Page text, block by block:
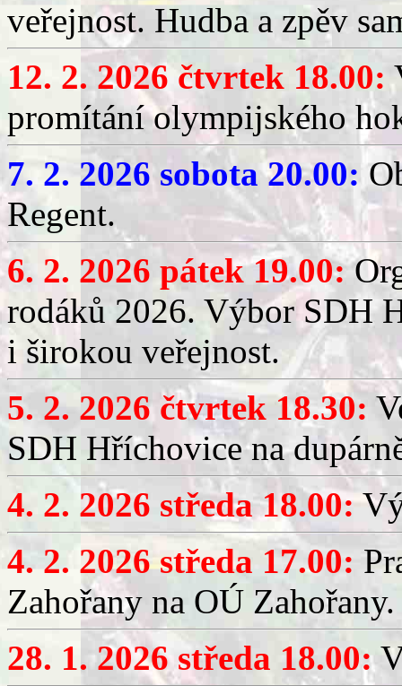
veřejnost. Hudba a zpěv
12. 2. 2026 čtvrtek 18.00:
promítání olympijského
7. 2. 2026 sobota 20.00:
Regent.
6. 2. 2026 pátek 19.00:
rodáků 2026. Výbor SDH
i širokou veřejnost.
5. 2. 2026 čtvrtek 18.30:
SDH Hříchovice na
4. 2. 2026 středa 18.00:
4. 2. 2026 středa 17.00:
Zahořany na OÚ Zahořany.
28. 1. 2026 středa 18.00: